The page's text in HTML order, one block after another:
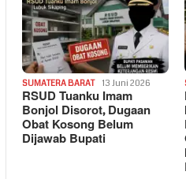
SUMATERA BARAT 13 Juni 2026
RSUD Tuanku Imam
Bonjol Disorot, Dugaan
Obat Kosong Belum
Dijawab Bupati